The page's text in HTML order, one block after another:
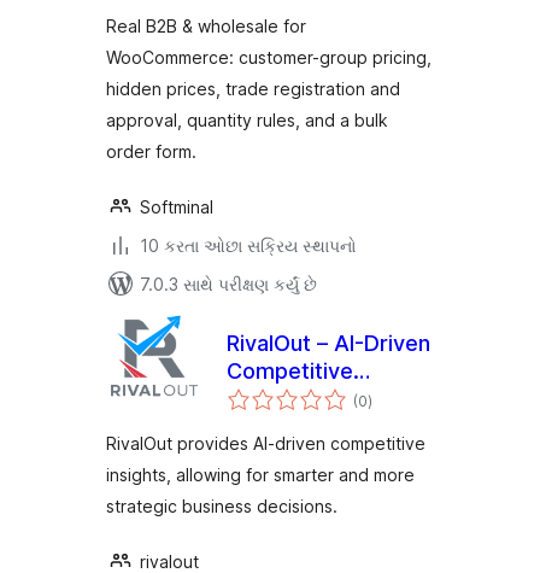
Real B2B & wholesale for
WooCommerce: customer-group pricing,
hidden prices, trade registration and
approval, quantity rules, and a bulk
order form.
Softminal
10 કરતા ઓછા સક્રિય સ્થાપનો
7.0.3 સાથે પરીક્ષણ કર્યું છે
RivalOut – AI-Driven
Competitive
Intelligence (0કુલ
રેટિંગ્સ
)
RivalOut provides AI-driven competitive
insights, allowing for smarter and more
strategic business decisions.
rivalout